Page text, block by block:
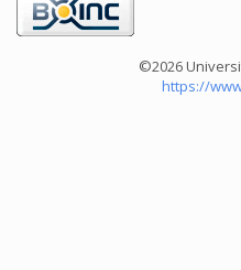
©2026
https://